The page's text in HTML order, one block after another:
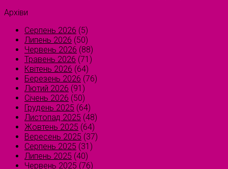
Архіви
Серпень 2026 (5)
Липень 2026 (50)
Червень 2026 (88)
Травень 2026 (71)
Квітень 2026 (64)
Березень 2026 (76)
Лютий 2026 (91)
Січень 2026 (50)
Грудень 2025 (64)
Листопад 2025 (48)
Жовтень 2025 (64)
Вересень 2025 (37)
Серпень 2025 (31)
Липень 2025 (40)
Червень 2025 (76)